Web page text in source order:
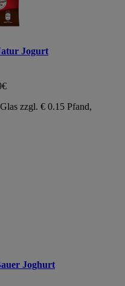
Jogurt
zzgl. € 0.15 Pfand,
Joghurt